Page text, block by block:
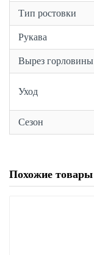
Тип ростовки
Рукава
Вырез горловины
Уход
Сезон
Похожие товары